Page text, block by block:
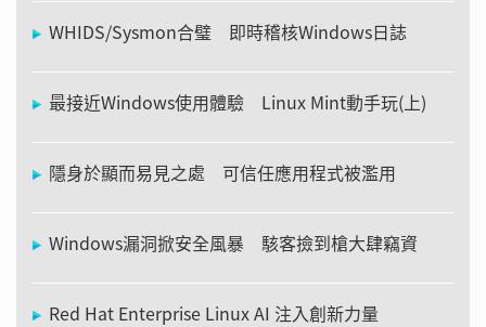
WHIDS/Sysmon合璧 即時稽核Windows日誌
最接近Windows使用體驗 Linux Mint動手玩(上)
隱身於顯而易見之處 可信任應用程式被濫用
Windows漏洞掀安全風暴 駭客撿到槍大肆竊資
Red Hat Enterprise Linux AI 注入創新力量